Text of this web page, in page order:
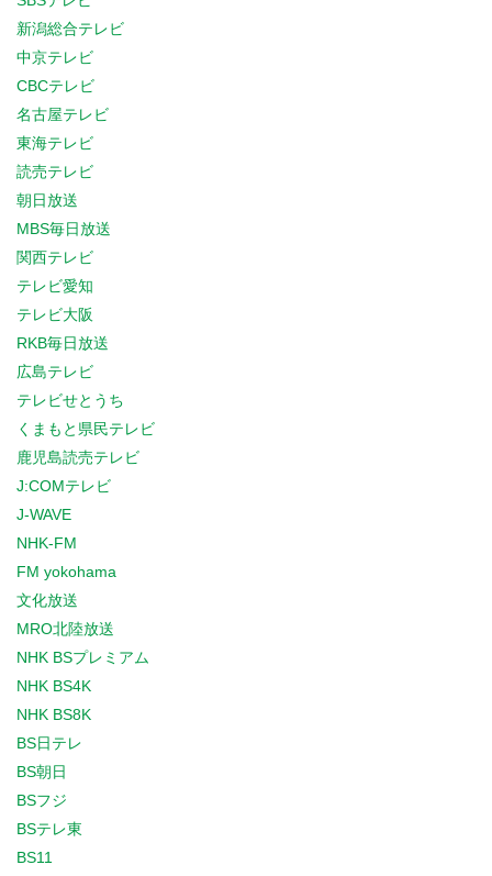
新潟総合テレビ
中京テレビ
CBCテレビ
名古屋テレビ
東海テレビ
読売テレビ
朝日放送
MBS毎日放送
関西テレビ
テレビ愛知
テレビ大阪
RKB毎日放送
広島テレビ
テレビせとうち
くまもと県民テレビ
鹿児島読売テレビ
J:COMテレビ
J-WAVE
NHK-FM
FM yokohama
文化放送
MRO北陸放送
NHK BSプレミアム
NHK BS4K
NHK BS8K
BS日テレ
BS朝日
BSフジ
BSテレ東
BS11